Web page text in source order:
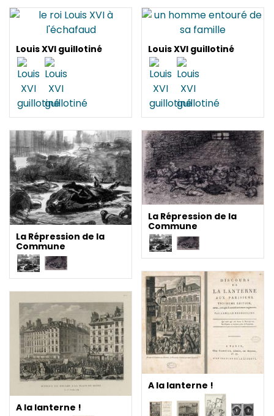
Louis XVI guillotiné Louis XVI guillotiné
La Répression de la
Commune
La Répression de la
Commune
A la lanterne !
A la lanterne !